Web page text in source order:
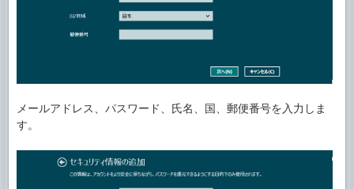
メールアドレス、パスワード、氏名、国、郵便番号を入力しま
す。